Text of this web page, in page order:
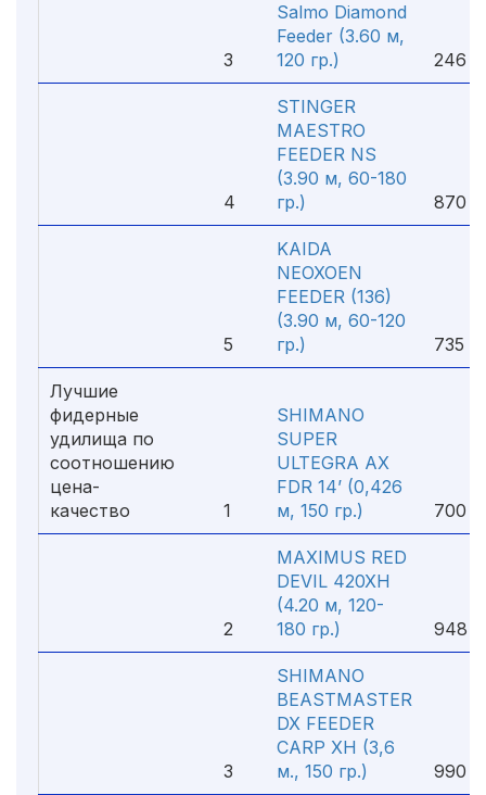
3
Salmo Diamond
Feeder (3.60 м,
120 гр.)
246 ₽
4
STINGER
MAESTRO
FEEDER NS
(3.90 м, 60-180
гр.)
870 ₽
5
KAIDA
NEOXOEN
FEEDER (136)
(3.90 м, 60-120
гр.)
735 ₽
Лучшие
фидерные
удилища по
соотношению
цена-
качество
1
SHIMANO
SUPER
ULTEGRA AX
FDR 14’ (0,426
м, 150 гр.)
700 ₽
2
MAXIMUS RED
DEVIL 420XH
(4.20 м, 120-
180 гр.)
948 ₽
3
SHIMANO
BEASTMASTER
DX FEEDER
CARP XH (3,6
м., 150 гр.)
990 ₽